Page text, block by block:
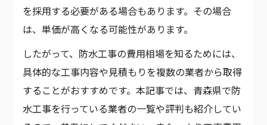
を採用する必要がある場合もあります。その場合
は、単価が高くなる可能性があります。
したがって、防水工事の費用相場を知るためには、
具体的な工事内容や見積もりを複数の業者から取得
することがおすすめです。本記事では、青森県で防
水工事を行っている業者の一覧や評判も紹介してい